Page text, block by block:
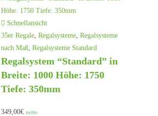
Schnellansicht
35er Regale, Regalsysteme, Regalsysteme
nach Maß, Regalsysteme Standard
Regalsystem “Standard” in
Breite: 1000 Höhe: 1750
Tiefe: 350mm
349,00€ netto